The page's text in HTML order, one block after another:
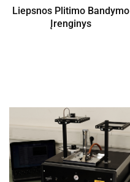
Liepsnos Plitimo Bandymo
Įrenginys